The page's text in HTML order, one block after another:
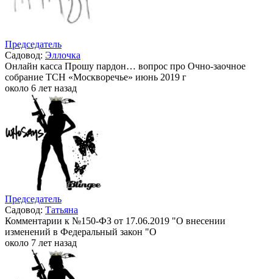
Председатель
Садовод: Эллочка
Онлайн касса Прошу пардон… вопрос про Очно-заочное
собрание ТСН «Москворечье» июнь 2019 г
около 6 лет назад
Председатель
Садовод: Татьяна
Комментарии к №150-ФЗ от 17.06.2019 "О внесении
изменений в Федеральный закон "О
около 7 лет назад